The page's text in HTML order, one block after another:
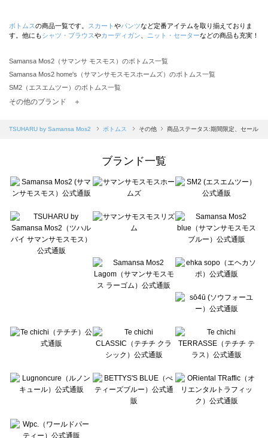
ボトムスの商品一覧です。 スカート やパンツなど定番アイテムを取り揃えておりま
す。他にもシャツ・ブラウスやカーディガン ニット・セーターなどの商品も充実！
Samansa Mos2（サマンサ モスモス）のボトムス一覧
Samansa Mos2 home's（サマンサモスモスホームズ）のボトムス一覧
SM2（エスエムツー）のボトムス一覧
TSUHARU by Samansa Mos2（ツハルバイサマンサモスモス）のボトムス一覧
Samansa Mos2 blue（サマンサモスモス ブルー）のボトムス一覧
sō4ū（ソウフォーユー）のボトムス一覧
Te chichi（テチチ）のボトムス一覧
Te chichi CLASSIC（テチチ クラシック）のボトムス一覧
Lugnoncure（ルノンキュール）のボトムス一覧
BETTY'S BLUE（べティーズブルー）のボトムス一覧
Wpc.（ワールドパーティー）のボトムス一覧
その他のブランド ＋
TSUHARU by Samansa Mos2 ボトムス その他 商品ステータス:期間限定、セール
ブランド一覧